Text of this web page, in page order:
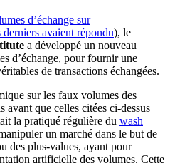
d’échange sur
derniers avaient répondu), le
a développé un nouveau
d’échange, pour fournir une
de transactions échangées.
sur les faux volumes des
avant que celles citées ci-dessus
la pratiqué régulière du wash
un marché dans le but de
des plus-values, ayant pour
artificielle des volumes. Cette